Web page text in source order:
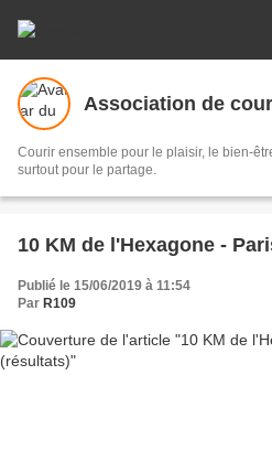
Association de
Courir ensemble pour le plaisir, le bien-
surtout pour le partage.
10 KM de l'Hexagone -
Publié le 15/06/2019 à 11:54
Par R109